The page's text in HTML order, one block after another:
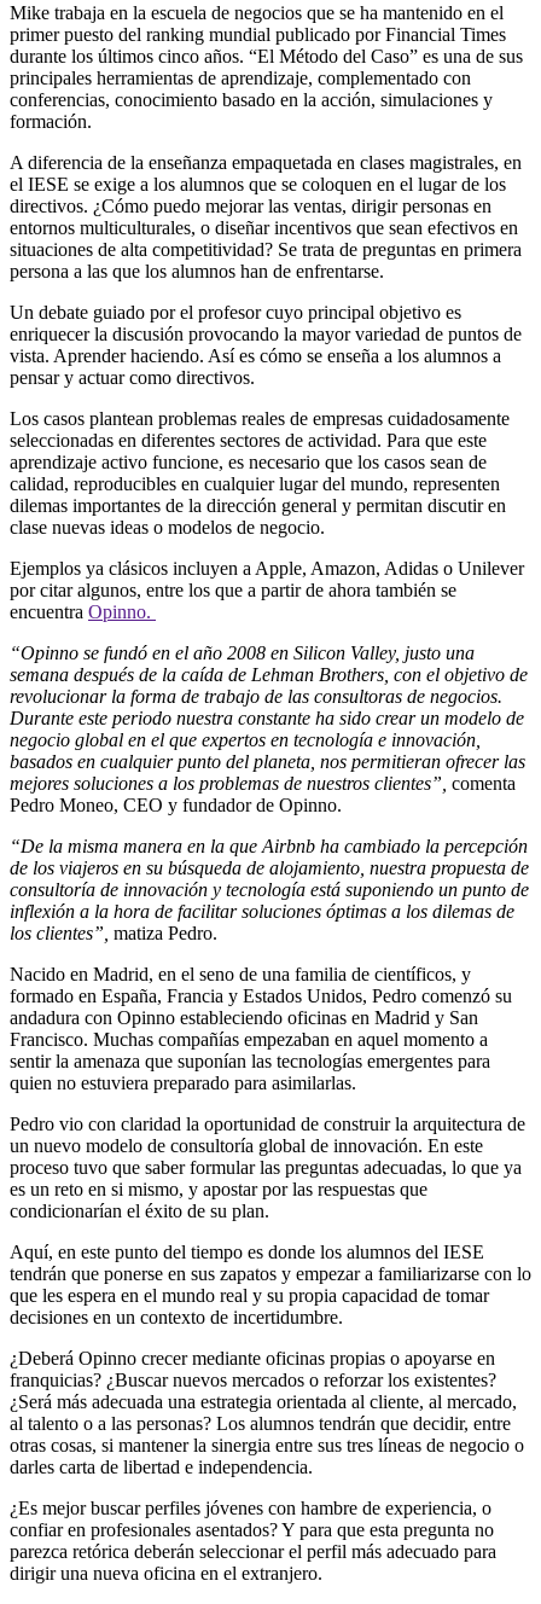
Mike trabaja en la escuela de negocios que se ha mantenido en el
primer puesto del ranking mundial publicado por Financial Times
durante los últimos cinco años. “El Método del Caso” es una de sus
principales herramientas de aprendizaje, complementado con
conferencias, conocimiento basado en la acción, simulaciones y
formación.
A diferencia de la enseñanza empaquetada en clases magistrales, en
el IESE se exige a los alumnos que se coloquen en el lugar de los
directivos. ¿Cómo puedo mejorar las ventas, dirigir personas en
entornos multiculturales, o diseñar incentivos que sean efectivos en
situaciones de alta competitividad? Se trata de preguntas en primera
persona a las que los alumnos han de enfrentarse.
Un debate guiado por el profesor cuyo principal objetivo es
enriquecer la discusión provocando la mayor variedad de puntos de
vista. Aprender haciendo. Así es cómo se enseña a los alumnos a
pensar y actuar como directivos.
Los casos plantean problemas reales de empresas cuidadosamente
seleccionadas en diferentes sectores de actividad. Para que este
aprendizaje activo funcione, es necesario que los casos sean de
calidad, reproducibles en cualquier lugar del mundo, representen
dilemas importantes de la dirección general y permitan discutir en
clase nuevas ideas o modelos de negocio.
Ejemplos ya clásicos incluyen a Apple, Amazon, Adidas o Unilever
por citar algunos, entre los que a partir de ahora también se
encuentra Opinno.
“Opinno se fundó en el año 2008 en Silicon Valley, justo una
semana después de la caída de Lehman Brothers, con el objetivo de
revolucionar la forma de trabajo de las consultoras de negocios.
Durante este periodo nuestra constante ha sido crear un modelo de
negocio global en el que expertos en tecnología e innovación,
basados en cualquier punto del planeta, nos permitieran ofrecer las
mejores soluciones a los problemas de nuestros clientes”, comenta
Pedro Moneo, CEO y fundador de Opinno.
“De la misma manera en la que Airbnb ha cambiado la percepción
de los viajeros en su búsqueda de alojamiento, nuestra propuesta de
consultoría de innovación y tecnología está suponiendo un punto de
inflexión a la hora de facilitar soluciones óptimas a los dilemas de
los clientes”, matiza Pedro.
Nacido en Madrid, en el seno de una familia de científicos, y
formado en España, Francia y Estados Unidos, Pedro comenzó su
andadura con Opinno estableciendo oficinas en Madrid y San
Francisco. Muchas compañías empezaban en aquel momento a
sentir la amenaza que suponían las tecnologías emergentes para
quien no estuviera preparado para asimilarlas.
Pedro vio con claridad la oportunidad de construir la arquitectura de
un nuevo modelo de consultoría global de innovación. En este
proceso tuvo que saber formular las preguntas adecuadas, lo que ya
es un reto en si mismo, y apostar por las respuestas que
condicionarían el éxito de su plan.
Aquí, en este punto del tiempo es donde los alumnos del IESE
tendrán que ponerse en sus zapatos y empezar a familiarizarse con lo
que les espera en el mundo real y su propia capacidad de tomar
decisiones en un contexto de incertidumbre.
¿Deberá Opinno crecer mediante oficinas propias o apoyarse en
franquicias? ¿Buscar nuevos mercados o reforzar los existentes?
¿Será más adecuada una estrategia orientada al cliente, al mercado,
al talento o a las personas? Los alumnos tendrán que decidir, entre
otras cosas, si mantener la sinergia entre sus tres líneas de negocio o
darles carta de libertad e independencia.
¿Es mejor buscar perfiles jóvenes con hambre de experiencia, o
confiar en profesionales asentados? Y para que esta pregunta no
parezca retórica deberán seleccionar el perfil más adecuado para
dirigir una nueva oficina en el extranjero.